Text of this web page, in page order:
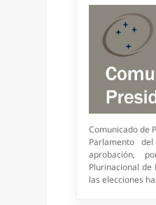
Comunicado de
Parlamento del
aprobación,
Plurinacional
las elecciones